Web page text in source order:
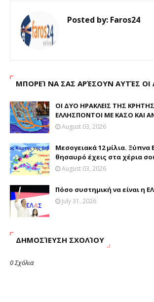
Posted by: Faros24
ΜΠΟΡΕΊ ΝΑ ΣΑΣ ΑΡΈΣΟΥΝ ΑΥΤΈΣ ΟΙ
ΟΙ ΔΥΟ ΗΡΑΚΛΕΙΣ ΤΗΣ
ΕΛΛΗΣΠΟΝΤΟΙ ΜΕ ΚΑΣΟ ΚΑΙ
August 03, 2026
Μεσογειακά 12 μίλια. Ξύπνα
θησαυρό έχεις στα χέρια
August 03, 2026
Πόσο συστημική να είναι η
July 31, 2026
ΔΗΜΟΣΊΕΥΣΗ ΣΧΟΛΊΟΥ
0 Σχόλια